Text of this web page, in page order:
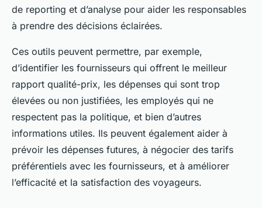
de reporting et d’analyse pour aider les responsables
à prendre des décisions éclairées.
Ces outils peuvent permettre, par exemple,
d’identifier les fournisseurs qui offrent le meilleur
rapport qualité-prix, les dépenses qui sont trop
élevées ou non justifiées, les employés qui ne
respectent pas la politique, et bien d’autres
informations utiles. Ils peuvent également aider à
prévoir les dépenses futures, à négocier des tarifs
préférentiels avec les fournisseurs, et à améliorer
l’efficacité et la satisfaction des voyageurs.